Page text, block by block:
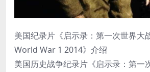
美国纪录片《启示录：第一次世界大
World War 1 2014》介绍
美国历史战争纪录片《启示录：第一